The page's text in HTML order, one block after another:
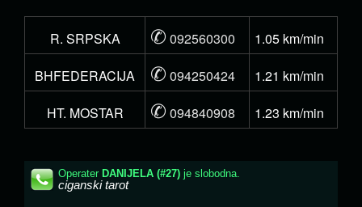
R. SRPSKA ✆ 092560300
1.05 km/min
BHFEDERACIJA
✆ 094250424
1.21 km/min
HT. MOSTAR
✆ 094840908 1.23 km/min